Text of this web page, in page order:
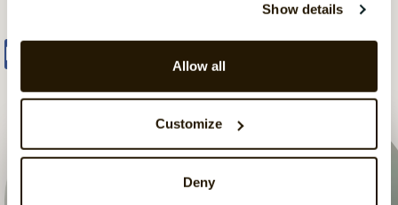
Show details
Allow all
Customize
Deny